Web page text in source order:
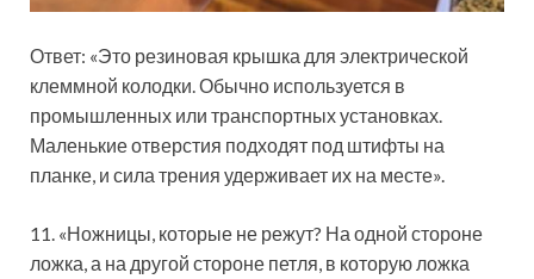
Ответ: «Это резиновая крышка для электрической
клеммной колодки. Обычно используется в
промышленных или транспортных установках.
Маленькие отверстия подходят под штифты на
планке, и сила трения удерживает их на месте».
11. «Ножницы, которые не режут? На одной стороне
ложка, а на другой стороне петля, в которую ложка